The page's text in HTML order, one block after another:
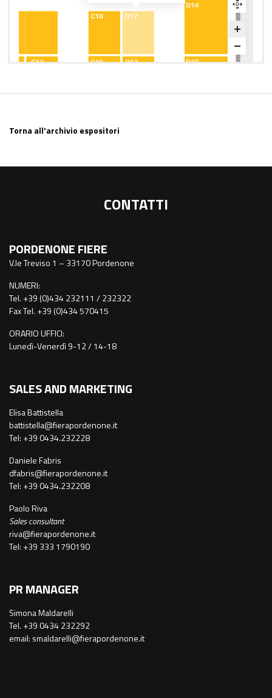
Torna all'archivio espositori
CONTATTI
PORDENONE FIERE
V.le Treviso 1 – 33170 Pordenone
NUMERI:
Tel. +39 (0)434 232111 / 232322
Fax Tel. +39 (0)434 570415
ORARIO UFFICI:
Lunedì-Venerdì 9-12 / 14-18
SALES AND MARKETING
Elisa Battistella
battistella@fierapordenone.it
Tel: +39 0434.232228
Daniele Fabris
dfabris@fierapordenone.it
Tel: +39 0434.232208
Paolo Riva
Sales consultant
riva@fierapordenone.it
Tel: +39 333 1790190
PR MANAGER
Simona Maldarelli
Tel. +39 0434 232292
email: smaldarelli@fierapordenone.it